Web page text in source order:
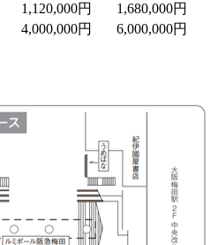
1,120,000円
1,680,000円
4,000,000円 6,000,000円